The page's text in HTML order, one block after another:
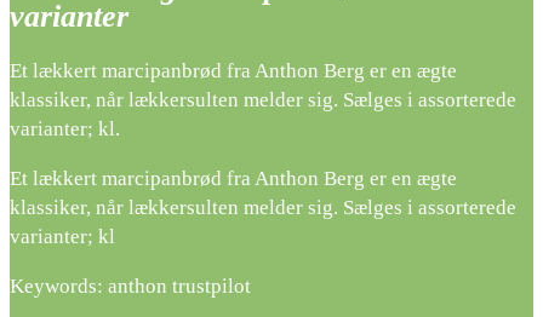
varianter
Et lækkert marcipanbrød fra Anthon Berg er en ægte
klassiker, når lækkersulten melder sig. Sælges i assorterede
varianter; kl.
Et lækkert marcipanbrød fra Anthon Berg er en ægte
klassiker, når lækkersulten melder sig. Sælges i assorterede
varianter; kl
Keywords: anthon trustpilot